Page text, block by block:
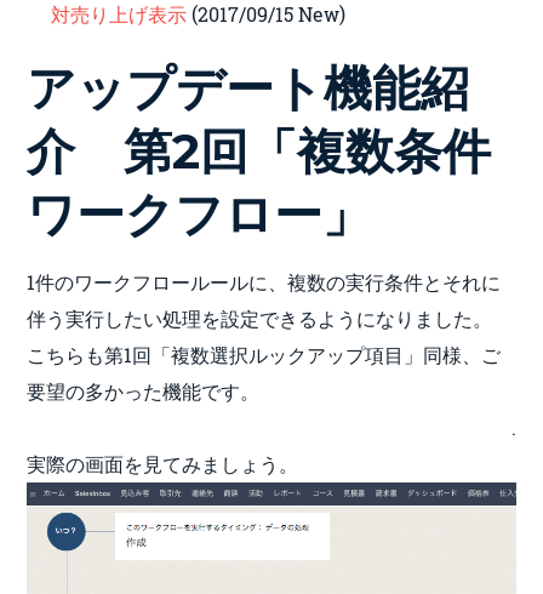
対売り上げ表示 (2017/09/15 New)
アップデート機能紹
介 第2回「複数条件
ワークフロー」
1件のワークフロールールに、複数の実行条件とそれに
伴う実行したい処理を設定できるようになりました。
こちらも第1回「複数選択ルックアップ項目」同様、ご
要望の多かった機能です。
.
実際の画面を見てみましょう。